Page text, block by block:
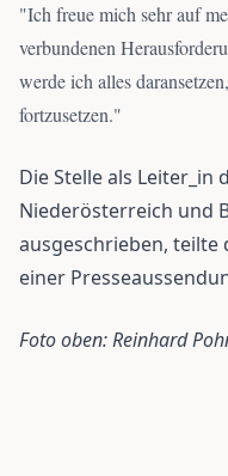
"Ich freue mich sehr auf
verbundenen
werde ich alles
fortzusetzen."
Die Stelle als Leiter_in
Niederösterreich und
ausgeschrieben, teilte
einer
Foto oben: Reinhard